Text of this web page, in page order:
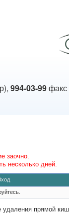
994-03-99факс
заочно.
несколько дней.
удаления прямой